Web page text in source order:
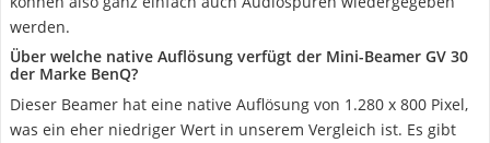
werden.
Über welche native Auflösung verfügt der Mini-Beamer GV 30
der Marke BenQ?
Dieser Beamer hat eine native Auflösung von 1.280 x 800 Pixel,
was ein eher niedriger Wert in unserem Vergleich ist. Es gibt